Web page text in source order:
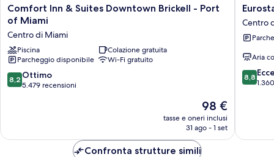
Comfort
Inn
Suites
Downtown
Brickell
-
Port
Miami
Comfort Inn & Suites Downtown Brickell - Port
of Miami
Centro di Miami
Piscina
Colazione gratuita
Parcheggio disponibile
Wi-Fi gratuito
8.2
su
8,2 Ottimo
5.479 recensioni
Il
prezzo
attuale
98 €
98 €
tasse e oneri inclusi
31 ago - 1 set
Centro
di
Centro
Aria
8.8
su
8,8
Confronta strutture simili